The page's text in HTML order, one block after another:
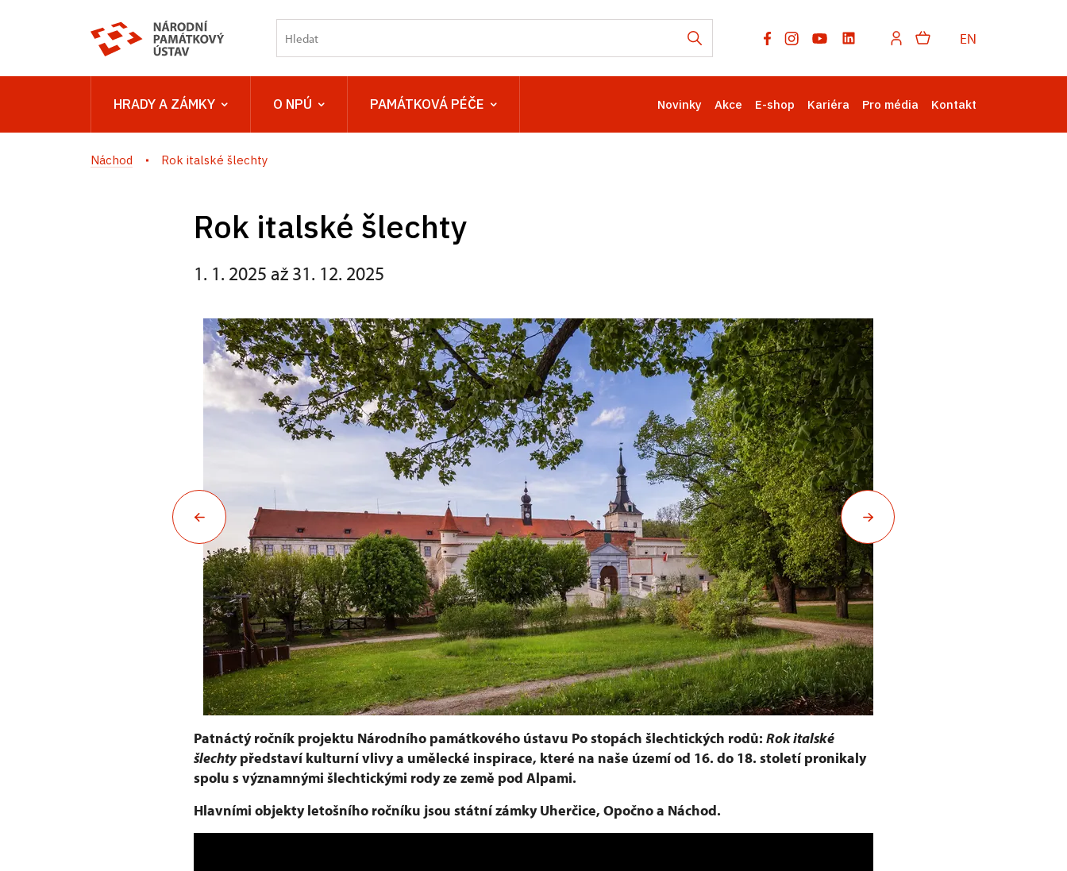
EN
HRADY A ZÁMKY O NPÚ PAMÁTKOVÁ PÉČE Novinky Akce E-shop Kariéra Pro média Kontakt
Náchod Rok italské šlechty
Rok italské šlechty
1. 1. 2025 až 31. 12. 2025
Patnáctý ročník projektu Národního památkového ústavu Po stopách šlechtických rodů: Rok italské
šlechtypředstaví kulturní vlivy a umělecké inspirace, které na naše území od 16. do 18. století pronikaly
spolu s významnými šlechtickými rody ze země pod Alpami.
Hlavními objekty letošního ročníku jsou státní zámky Uherčice, Opočno a Náchod.